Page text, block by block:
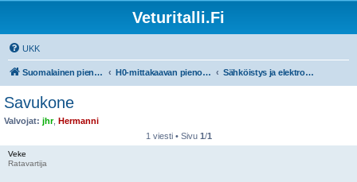
Veturitalli.Fi
UKK
Suomalainen pienoisrautatiefoorumi H0-mittakaavan pienoisrautatiet Sähköistys ja elektroniikka
Savukone
Valvojat: jhr, Hermanni
1 viesti • Sivu 1/1
Veke
Ratavartija